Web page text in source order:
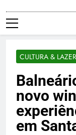
CULTURA & LAZER
novo
em